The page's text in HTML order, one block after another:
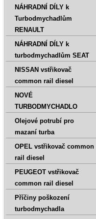
NÁHRADNÍ DÍLY k
Turbodmychadlům
RENAULT
NÁHRADNÍ DÍLY k
turbodmychadlům SEAT
NISSAN vstřikovač
common rail diesel
NOVÉ
TURBODMYCHADLO
Olejové potrubí pro
mazaní turba
OPEL vstřikovač common
rail diesel
PEUGEOT vstřikovač
common rail diesel
Příčiny poškození
turbodmychadla